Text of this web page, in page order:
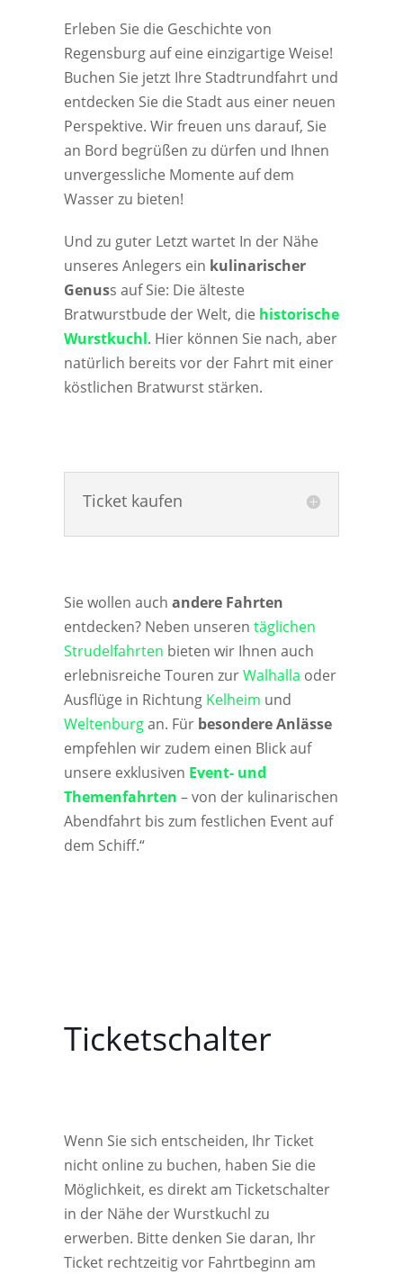
Erleben Sie die Geschichte von
Regensburg auf eine einzigartige Weise!
Buchen Sie jetzt Ihre Stadtrundfahrt und
entdecken Sie die Stadt aus einer neuen
Perspektive. Wir freuen uns darauf, Sie
an Bord begrüßen zu dürfen und Ihnen
unvergessliche Momente auf dem
Wasser zu bieten!
Und zu guter Letzt wartet In der Nähe
unseres Anlegers ein kulinarischer
Genuss auf Sie: Die älteste
Bratwurstbude der Welt, die historische
Wurstkuchl. Hier können Sie nach, aber
natürlich bereits vor der Fahrt mit einer
köstlichen Bratwurst stärken.
Ticket kaufen
Sie wollen auch andere Fahrten
entdecken? Neben unseren täglichen
Strudelfahrten bieten wir Ihnen auch
erlebnisreiche Touren zurWalhalla oder
Ausflüge in Richtung Kelheim und
Weltenburgan. Für besondere Anlässe
empfehlen wir zudem einen Blick auf
unsere exklusiven Event- und
Themenfahrten – von der kulinarischen
Abendfahrt bis zum festlichen Event auf
dem Schiff.“
Ticketschalter
Wenn Sie sich entscheiden, Ihr Ticket
nicht online zu buchen, haben Sie die
Möglichkeit, es direkt am Ticketschalter
in der Nähe der Wurstkuchl zu
erwerben. Bitte denken Sie daran, Ihr
Ticket rechtzeitig vor Fahrtbeginn am